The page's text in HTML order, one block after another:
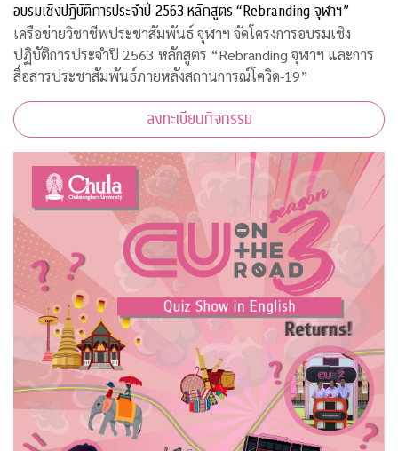
อบรมเชิงปฏิบัติการประจำปี 2563 หลักสูตร “Rebranding จุฬาฯ”
เครือข่ายวิชาชีพประชาสัมพันธ์ จุฬาฯ จัดโครงการอบรมเชิง
ปฏิบัติการประจำปี 2563 หลักสูตร “Rebranding จุฬาฯ และการ
สื่อสารประชาสัมพันธ์ภายหลังสถานการณ์โควิด-19”
ลงทะเบียนกิจกรรม